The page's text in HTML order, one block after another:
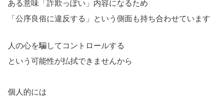
ある意味「詐欺っぽい」内容になるため
「公序良俗に違反する」という側面も持ち合わせています
人の心を騙してコントロールする
という可能性が払拭できませんから
個人的には